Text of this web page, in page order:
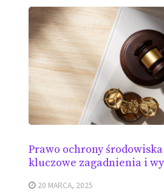
Prawo ochrony środowiska
kluczowe zagadnienia i
20 MARCA, 2025